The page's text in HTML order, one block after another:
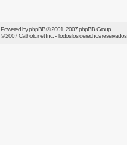
Powered byphpBB© 2001, 2007 phpBB Group
© 2007Catholic.netInc. - Todos los derechos reservados